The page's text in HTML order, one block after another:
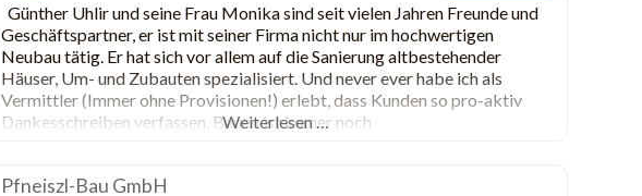
Günther Uhlir und seine Frau Monika sind seit vielen Jahren Freunde und
Geschäftspartner, er ist mit seiner Firma nicht nur im hochwertigen
Neubau tätig. Er hat sich vor allem auf die Sanierung altbestehender
Häuser, Um- und Zubauten spezialisiert. Und never ever habe ich als
Vermittler (Immer ohne Provisionen!) erlebt, dass Kunden so pro-aktiv
Dankesschreiben verfassen. Bauen ist immer noch
Weiterlesen …
Pfneiszl-Bau GmbH